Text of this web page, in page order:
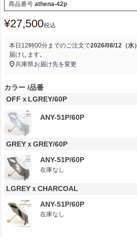
商品番号 athena-42p
¥27,500税込
本日 12時00分までのご注文で2026/08/12（水）
届けします。
兵庫県お届け先を変更
カラー 品番
OFFｘLGREY/60P
ANY-51P/60P
GREYｘGREY/60P
ANY-51P/60P
在庫なし
LGREYｘCHARCOAL
ANY-51P/60P
在庫なし